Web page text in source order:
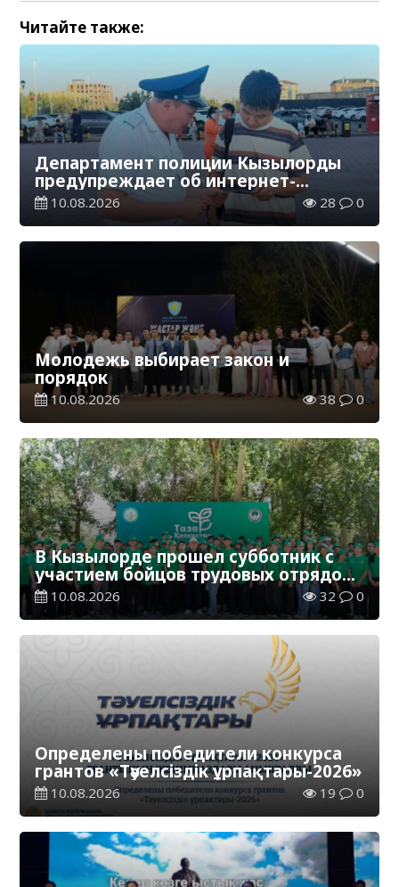
Читайте также:
Департамент полиции Кызылорды
предупреждает об интернет-
мошенничестве
10.08.2026 28 0
Молодежь выбирает закон и
порядок
10.08.2026 38 0
В Кызылорде прошел субботник с
участием бойцов трудовых отрядов
«Жасыл ел»
10.08.2026 32 0
Определены победители конкурса
грантов «Тәуелсіздік ұрпақтары-2026»
10.08.2026 19 0